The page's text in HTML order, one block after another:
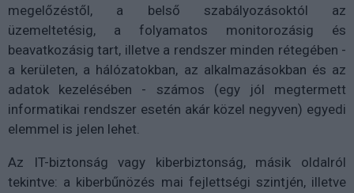
megelőzéstől, a belső szabályozásoktól az
üzemeltetésig, a folyamatos monitorozásig és
beavatkozásig tart, illetve a rendszer minden rétegében -
a kerületen, a hálózatokban, az alkalmazásokban és az
adatok kezelésében - számos (egy jól megtermett
informatikai rendszer esetén akár közel negyven) egyedi
elemmel is jelen lehet.
Az IT-biztonság vagy kiberbiztonság, másik oldalról
tekintve: a kiberbűnözés mai fejlettségi szintjén, illetve